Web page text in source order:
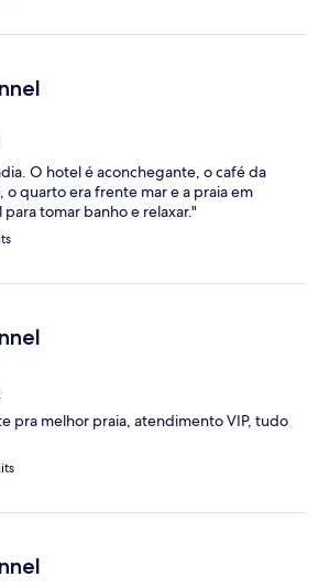
O hotel é aconchegante, o café da
o quarto era frente mar e a praia em
tomar banho e relaxar."
pra melhor praia, atendimento VIP, tudo